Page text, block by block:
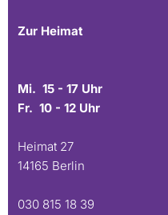
Zur Heimat
Mi. 15 - 17 Uhr
Fr. 10 - 12 Uhr
Heimat 27
14165 Berlin
030 815 18 39